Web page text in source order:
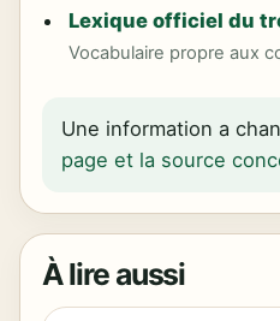
Lexique officiel du
Vocabulaire propre aux
Une information a
page et la source
À lire aussi